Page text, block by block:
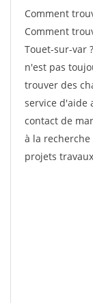
Comment
Comment
Touet-sur-var
n'est pas
trouver des
service d'aide
contact de
à la
projets